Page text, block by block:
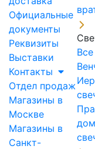
Официальные
документы
Реквизиты
Выставки
Контакты
Отдел продаж
Магазины в
Москве
Магазины в
Санкт-